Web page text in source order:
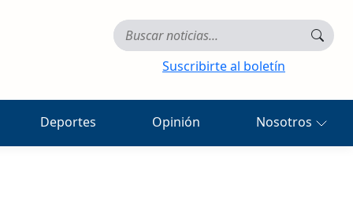
Suscribirte al boletín
Deportes Opinión Nosotros